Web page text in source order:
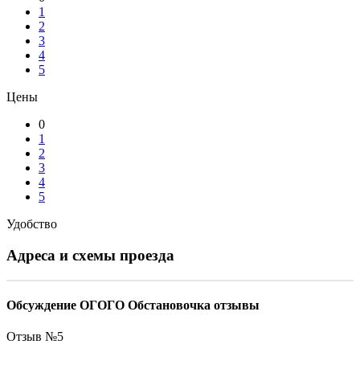
1
2
3
4
5
Цены
0
1
2
3
4
5
Удобство
Адреса и схемы проезда
Обсуждение ОГОГО Обстановочка отзывы
Отзыв №5